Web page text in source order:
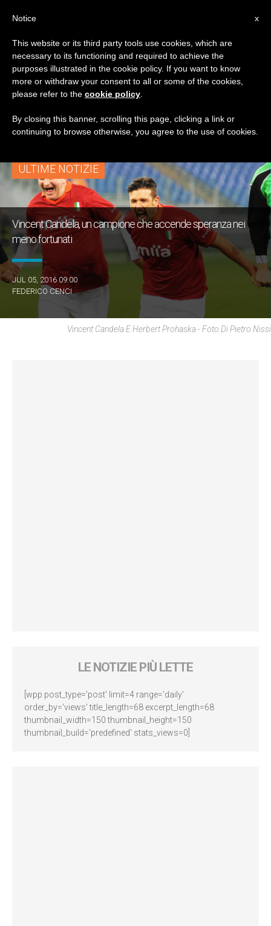
TAG
Posts Tagged
‘Candela’
ULTIME NOTIZIE
Vincent Candela, un campione che accende speranza nei
meno fortunati
JUL 05, 2016 09:00
FEDERICO CENCI
Vincent Candela E Herbert Prohaska - Foto Di Pietro Nissi
LE NOTIZIE PIÙ LETTE
[wpp post_type='post' limit=4 range='daily'
order_by='views' title_length=68 excerpt_length=68
thumbnail_width=150 thumbnail_height=150
thumbnail_build='predefined' stats_views=0]
x
Notice
This website or its third party tools use cookies, which are
necessary to its functioning and required to achieve the
purposes illustrated in the cookie policy. If you want to know
more or withdraw your consent to all or some of the cookies,
please refer to the cookie policy
By closing this banner, scrolling this page, clicking a link or
continuing to browse otherwise, you agree to the use of cookies.